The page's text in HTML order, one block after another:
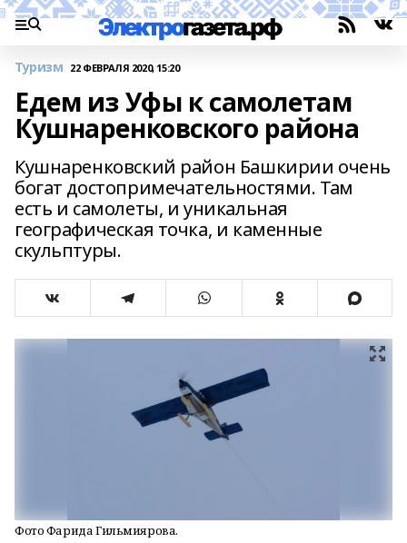
Туризм 22 ФЕВРАЛЯ 2020, 15:20
Едем из Уфы к самолетам
Кушнаренковского района
Кушнаренковский район Башкирии очень
богат достопримечательностями. Там
есть и самолеты, и уникальная
географическая точка, и каменные
скульптуры.
Фото Фарида Гильмиярова.